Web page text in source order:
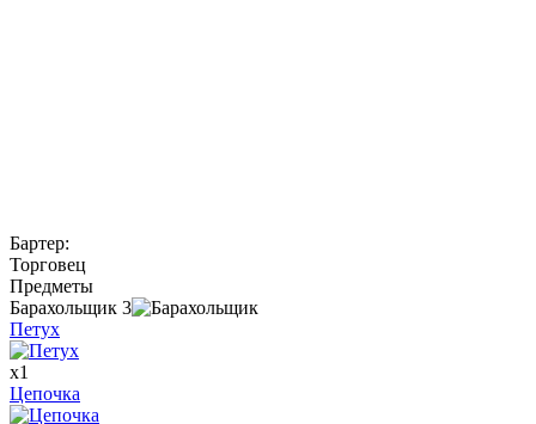
Бартер:
Торговец
Предметы
Барахольщик 3
Петух
x1
Цепочка